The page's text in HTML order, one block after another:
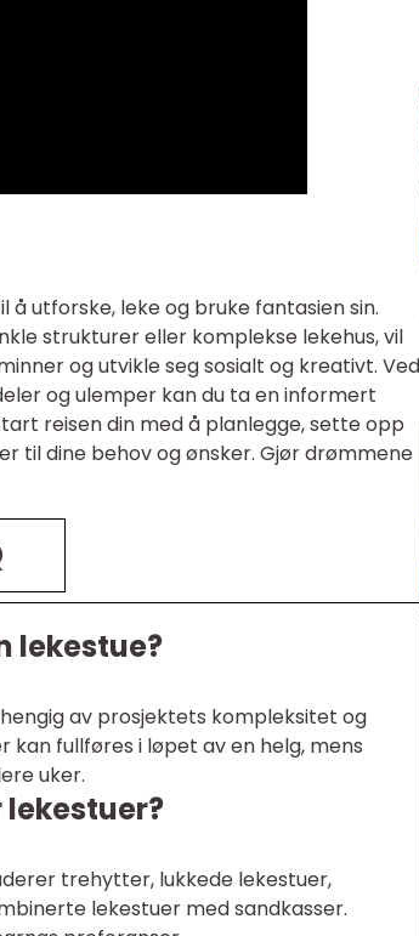
utforske, leke og bruke fantasien sin.
strukturer eller komplekse lekehus, vil
og utvikle seg sosialt og kreativt. Ved
og ulemper kan du ta en informert
reisen din med å planlegge, sette opp
til dine behov og ønsker. Gjør drømmene
lekestue?
av prosjektets kompleksitet og
fullføres i løpet av en helg, mens
uker.
trehytter, lukkede lekestuer,
lekestuer med sandkasser.